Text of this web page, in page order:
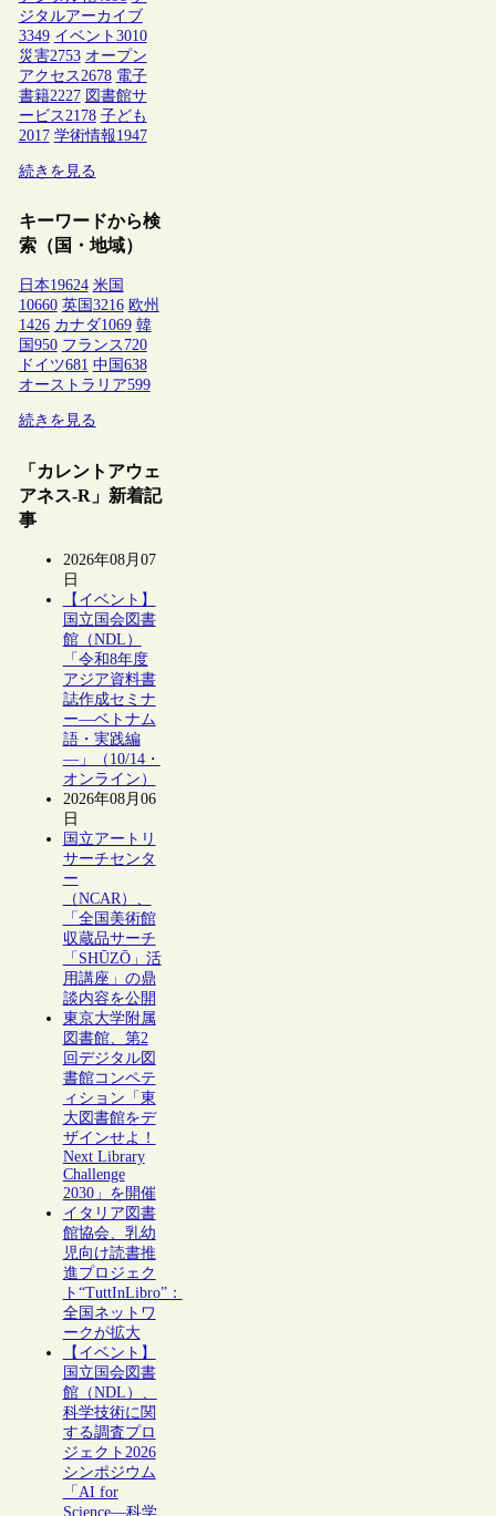
ジタルアーカイブ
3349 イベント 3010
災害2753 オープン
アクセス 2678 電子
書籍2227 図書館サ
ービス 2178 子ども
2017 学術情報1947
続きを見る
キーワードから検
索（国・地域）
日本19624 米国
10660 英国 3216 欧州
1426 カナダ1069 韓
国 950 フランス 720
ドイツ681 中国 638
オーストラリア599
続きを見る
「カレントアウェ
アネス-R」新着記
事
2026年08月07
日
【イベント】
国立国会図書
館（NDL）
「令和8年度
アジア資料書
誌作成セミナ
ー―ベトナム
語・実践編
―」（10/14・
オンライン）
2026年08月06
日
国立アートリ
サーチセンタ
ー
（NCAR）、
「全国美術館
収蔵品サーチ
「SHŪZŌ」活
用講座」の鼎
談内容を公開
東京大学附属
図書館、第2
回デジタル図
書館コンペテ
ィション「東
大図書館をデ
ザインせよ！
Next Library
Challenge
2030」を開催
イタリア図書
館協会、乳幼
児向け読書推
進プロジェク
ト“TuttInLibro”：
全国ネットワ
ークが拡大
【イベント】
国立国会図書
館（NDL）、
科学技術に関
する調査プロ
ジェクト2026
シンポジウム
「AI for
Science―科学